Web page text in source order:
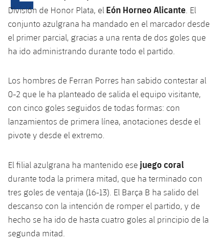
Instalaciones
Spotify Camp Nou
Palau Blaugrana
Estadi Johan Cruyff
Barça Cafe
Ciutat Esportiva
La Masia
plusicon
Servicios
Servicios Médicos
plusicon
más
SUB13
SUB12
SUB11 B
SUB10 A
SUB10 B
SUB9 A
SUB9 B
SUB8 A
SUB8 B
SUB13 B
SUB12 C
Entradas
Gameday Shows
Clasificación
Jugadores
Historia
Palmarés
Barça Atlètic
Junior
Cadete A
Cadete B
Infantil A
Mini
PLUSICON
MÁS
Primer Equipo
Actualidad
Calendario
Entradas
Clasificaciones
Jugadores
Fotos
Barça Atlètic
Actualidad
Calendario
Clasificaciones
Jugadores
Fotos
Base
plusicon
más
Actualidad
Juvenil
Cadete A
Cadete B
Infantil A
Primer equipo
plusicon
más
Actualidad
Entradas
Barça Atlètic
plusicon
más
Actualidad
Base
plusicon
más
División de Honor Plata, el Eón Horneo Alicante . El
conjunto azulgrana ha mandado en el marcador desde
el primer parcial, gracias a una renta de dos goles que
ha ido administrando durante todo el partido.
Los hombres de Ferran Porres han sabido contestar al
0-2 que le ha planteado de salida el equipo visitante,
con cinco goles seguidos de todas formas: con
lanzamientos de primera línea, anotaciones desde el
pivote y desde el extremo.
El filial azulgrana ha mantenido ese juego coral
durante toda la primera mitad, que ha terminado con
tres goles de ventaja (16-13). El Barça B ha salido del
descanso con la intención de romper el partido, y de
hecho se ha ido de hasta cuatro goles al principio de la
segunda mitad.